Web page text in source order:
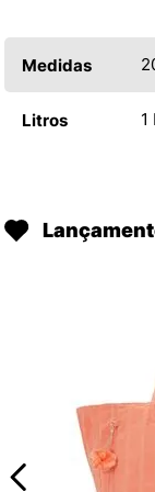
Medidas
Litros 1